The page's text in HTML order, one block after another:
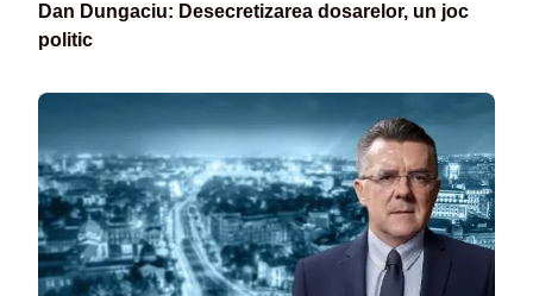
Dan Dungaciu: Desecretizarea dosarelor, un joc
politic